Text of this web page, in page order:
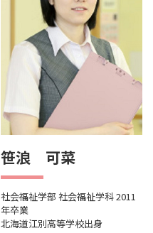
笹浪 可菜
社会福祉学部 社会福祉学科 2011
年卒業
北海道江別高等学校出身